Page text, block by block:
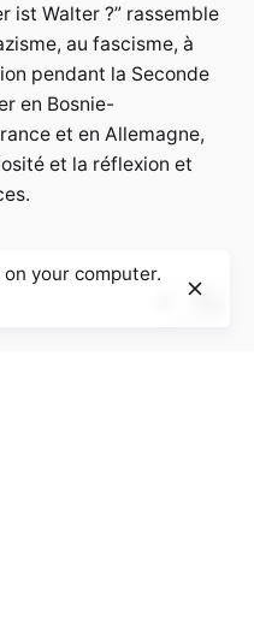
ist Walter ?” rassemble
au fascisme, à
pendant la Seconde
en Bosnie-
et en Allemagne,
et la réflexion et
your computer.